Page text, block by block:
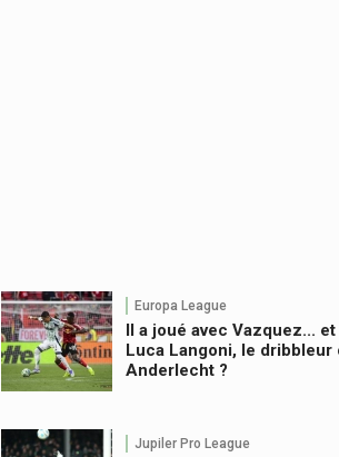
Europa League
Il a joué avec Vazquez...
Luca Langoni, le dribbleur
Anderlecht ?
Jupiler Pro League